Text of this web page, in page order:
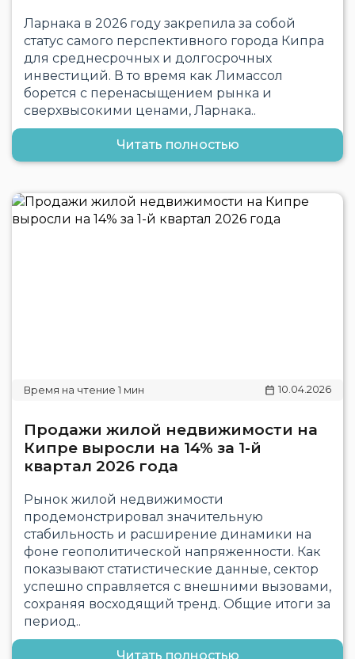
Ларнака в 2026 году закрепила за собой
статус самого перспективного города Кипра
для среднесрочных и долгосрочных
инвестиций. В то время как Лимассол
борется с перенасыщением рынка и
сверхвысокими ценами, Ларнака..
Читать полностью
10.04.2026
Продажи жилой недвижимости на
Кипре выросли на 14% за 1-й
квартал 2026 года
Рынок жилой недвижимости
продемонстрировал значительную
стабильность и расширение динамики на
фоне геополитической напряженности. Как
показывают статистические данные, сектор
успешно справляется с внешними вызовами,
сохраняя восходящий тренд. Общие итоги за
период..
Читать полностью